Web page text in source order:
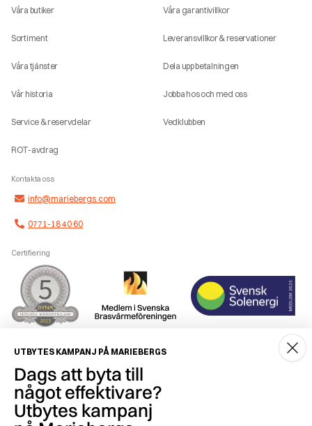
Våra butiker
Sortiment
Våra tjänster
Vår historia
Service & reservdelar
ROT-avdrag
Våra garantivillkor
Leveransvillkor & reservationer
Dela upp betalningen
Jobba hos och med oss
Vedklubben
Kontakta oss
info@mariebergs.com
0771-18 40 60
Certifiering
Smidig betalning
UTBYTES KAMPANJ PÅ MARIEBERGS
Dags att byta till
något effektivare?
Utbytes kampanj